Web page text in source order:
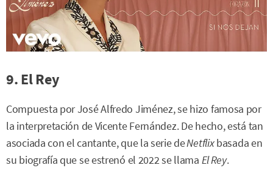
9. El Rey
Compuesta por José Alfredo Jiménez, se hizo famosa por
la interpretación de Vicente Fernández. De hecho, está tan
asociada con el cantante, que la serie deNetflixbasada en
su biografía que se estrenó el 2022 se llama El Rey.